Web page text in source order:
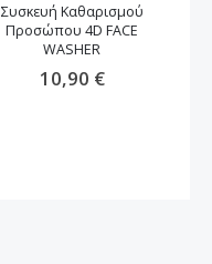
Συσκευή Καθαρισμού
Προσώπου 4D FACE
WASHER
10,90 €